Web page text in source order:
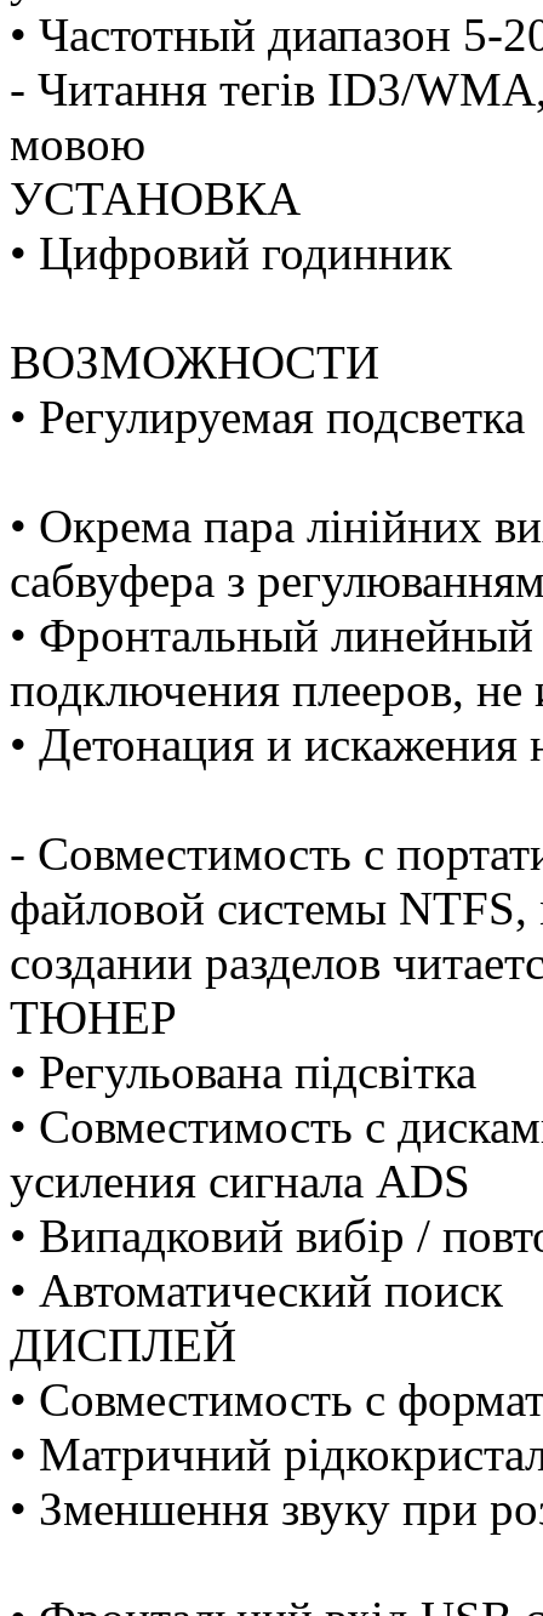
• Частотный диапазон 5-
- Читання тегів ID3/
мовою
УСТАНОВКА
• Цифровий годинник
ВОЗМОЖНОСТИ
• Регулируемая подсветка
• Окрема пара лінійних
сабвуфера з регулюванням
• Фронтальный линейный
подключения плееров,
• Детонация и
- Совместимость с
файловой системы
создании разделов
ТЮНЕР
• Регульована підсвітка
• Совместимость с
усиления сигнала ADS
• Випадковий вибір /
• Автоматический поиск
ДИСПЛЕЙ
• Совместимость с
• Матричний
• Зменшення звуку при